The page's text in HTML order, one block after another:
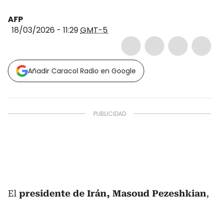
AFP
18/03/2026 - 11:29GMT-5
Añadir Caracol Radio en Google
El presidente de Irán, Masoud Pezeshkian,